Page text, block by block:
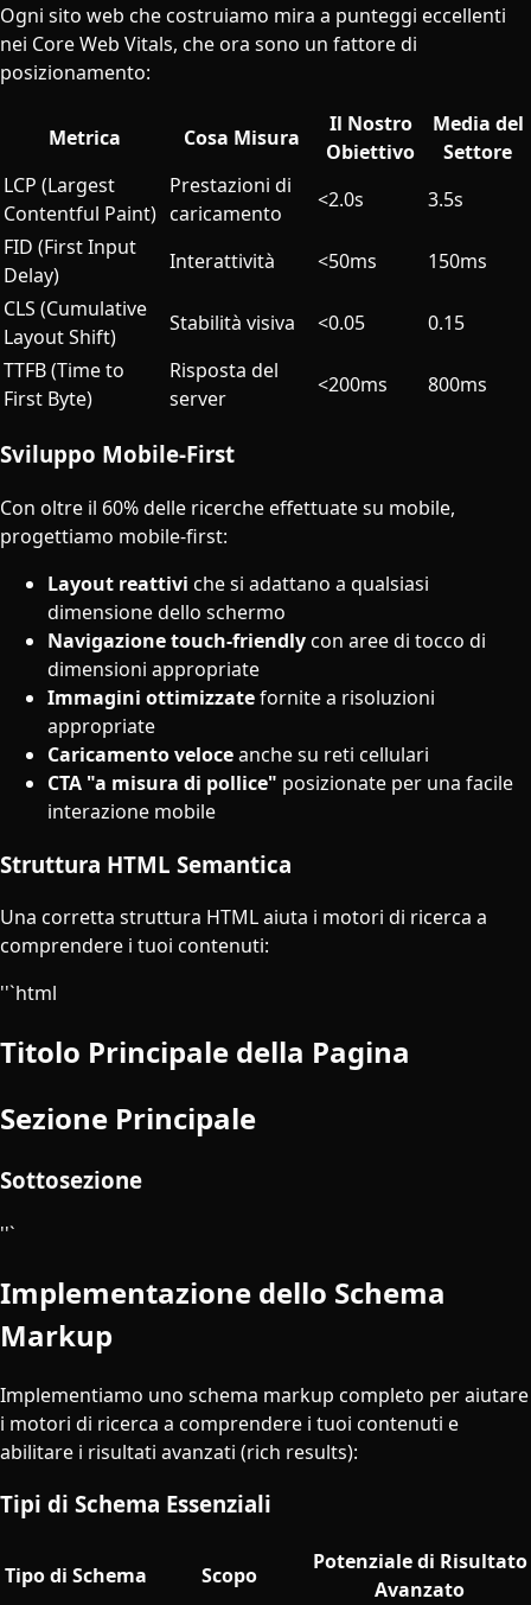
Ogni sito web che costruiamo mira a punteggi eccellenti
nei Core Web Vitals, che ora sono un fattore di
posizionamento:
Metrica Cosa Misura
Il Nostro
Obiettivo
Media del
Settore
LCP (Largest
Contentful Paint)
Prestazioni di
caricamento
<2.0s
3.5s
FID (First Input
Delay)
Interattività <50ms
150ms
CLS (Cumulative
Layout Shift)
Stabilità visiva <0.05
0.15
TTFB (Time to
First Byte)
Risposta del
server
<200ms 800ms
Sviluppo Mobile-First
Con oltre il 60% delle ricerche effettuate su mobile,
progettiamo mobile-first:
Layout reattivi che si adattano a qualsiasi
dimensione dello schermo
Navigazione touch-friendlycon aree di tocco di
dimensioni appropriate
Immagini ottimizzatefornite a risoluzioni
appropriate
Caricamento veloceanche su reti cellulari
CTA "a misura di pollice" posizionate per una facile
interazione mobile
Struttura HTML Semantica
Una corretta struttura HTML aiuta i motori di ricerca a
comprendere i tuoi contenuti:
''`html
Titolo Principale della Pagina
Sezione Principale
Sottosezione
''`
Implementazione dello Schema
Markup
Implementiamo uno schema markup completo per aiutare
i motori di ricerca a comprendere i tuoi contenuti e
abilitare i risultati avanzati (rich results):
Tipi di Schema Essenziali
Tipo di Schema Scopo
Potenziale di Risultato
Avanzato